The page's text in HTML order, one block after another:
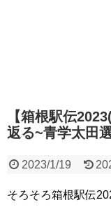
【箱根駅伝
返る~青学太田
2023/1/19
そろそろ箱根駅伝